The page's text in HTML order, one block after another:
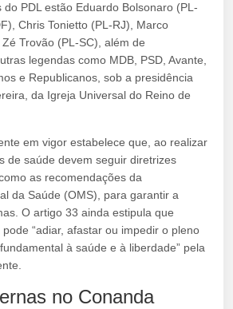
do PDL estão Eduardo Bolsonaro (PL-
Chris Tonietto (PL-RJ), Marco
Trovão (PL-SC), além de
legendas como MDB, PSD, Avante,
e Republicanos, sob a presidência
da Igreja Universal do Reino de
em vigor estabelece que, ao realizar
de saúde devem seguir diretrizes
as recomendações da
da Saúde (OMS), para garantir a
O artigo 33 ainda estipula que
“adiar, afastar ou impedir o pleno
à saúde e à liberdade” pela
no Conanda